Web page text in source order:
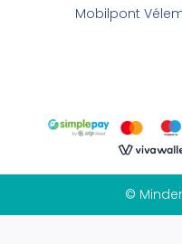
Mobilpont
©